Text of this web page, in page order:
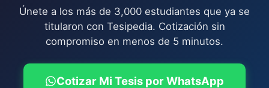
Únete a los más de 3,000 estudiantes que ya se
titularon con Tesipedia. Cotización sin
compromiso en menos de 5 minutos.
Cotizar Mi Tesis por WhatsApp